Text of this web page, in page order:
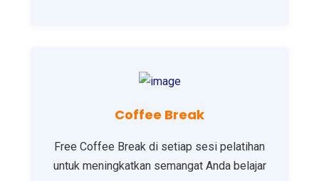
Coffee Break
Free Coffee Break di setiap sesi pelatihan
untuk meningkatkan semangat Anda belajar